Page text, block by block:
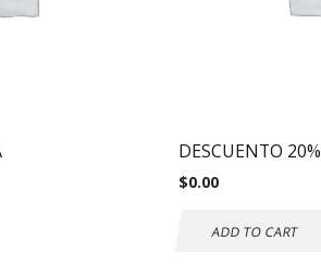
DESCUENTO 20%
$0.00
ADD TO CART